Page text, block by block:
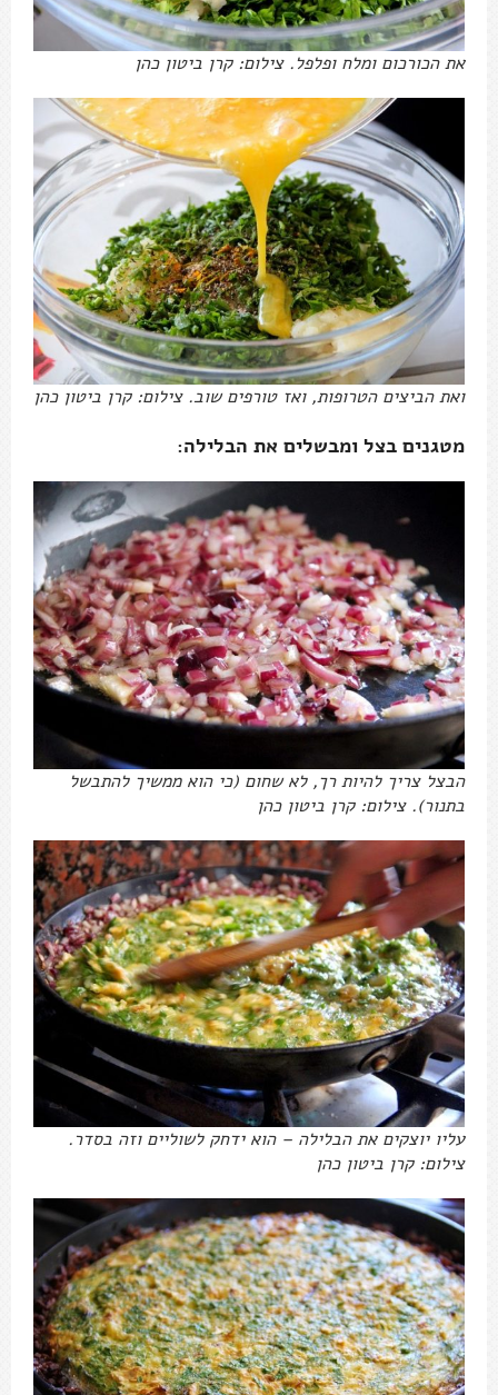
את הכורכום ומלח ופלפל. צילום: קרן ביטון כהן
ואת הביצים הטרופות, ואז טורפים שוב. צילום: קרן ביטון כהן
מטגנים בצל ומבשלים את הבלילה:
הבצל צריך להיות רך, לא שחום (כי הוא ממשיך להתבשל
בתנור). צילום: קרן ביטון כהן
עליו יוצקים את הבלילה – הוא ידחק לשוליים וזה בסדר.
צילום: קרן ביטון כהן